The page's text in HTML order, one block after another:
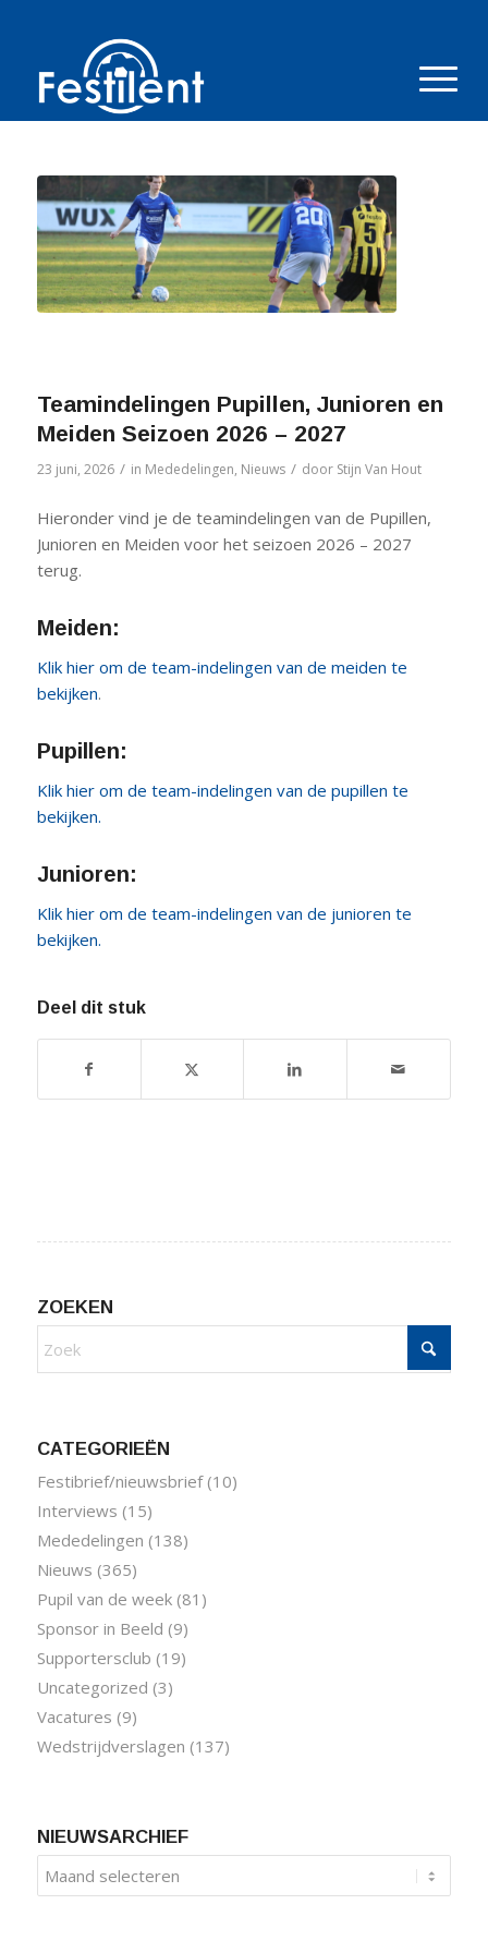
Teamindelingen Pupillen, Junioren en
Meiden Seizoen 2026 – 2027
23 juni, 2026 / in Mededelingen, Nieuws / door Stijn Van Hout
Hieronder vind je de teamindelingen van de Pupillen,
Junioren en Meiden voor het seizoen 2026 – 2027
terug.
Meiden:
Klik hier om de team-indelingen van de meiden te
bekijken.
Pupillen:
Klik hier om de team-indelingen van de pupillen te
bekijken.
Junioren:
Klik hier om de team-indelingen van de junioren te
bekijken.
Deel dit stuk
ZOEKEN
CATEGORIEËN
Festibrief/nieuwsbrief(10)
Interviews (15)
Mededelingen (138)
Nieuws (365)
Pupil van de week(81)
Sponsor in Beeld (9)
Supportersclub (19)
Uncategorized (3)
Vacatures (9)
Wedstrijdverslagen (137)
NIEUWSARCHIEF